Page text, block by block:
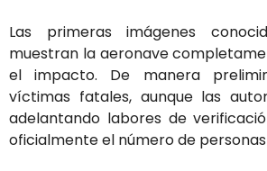
Las primeras imágenes
muestran la aeronave
el impacto. De manera
víctimas fatales, aunque las
adelantando labores de
oficialmente el número de